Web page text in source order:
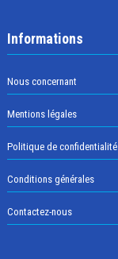
Informations
Nous concernant
Mentions légales
Politique de confidentialité
Conditions générales
Contactez-nous